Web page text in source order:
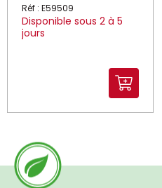
Réf : E59509
Disponible sous 2 à 5
jours